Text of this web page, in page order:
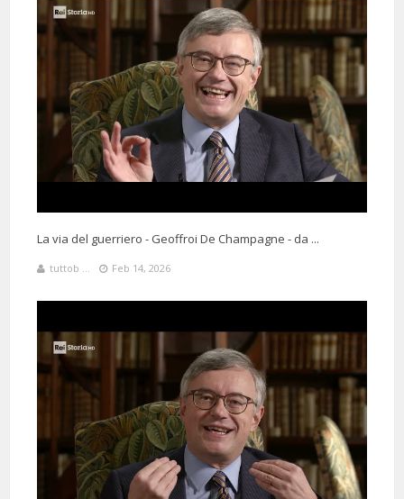
La via del guerriero - Geoffroi De Champagne - da ...
tuttob ... Feb 14, 2026